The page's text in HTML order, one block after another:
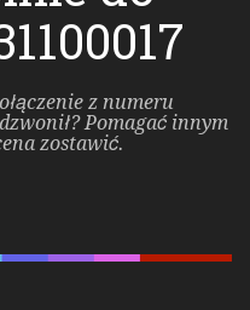
z numeru
Pomagać innym
zostawić.